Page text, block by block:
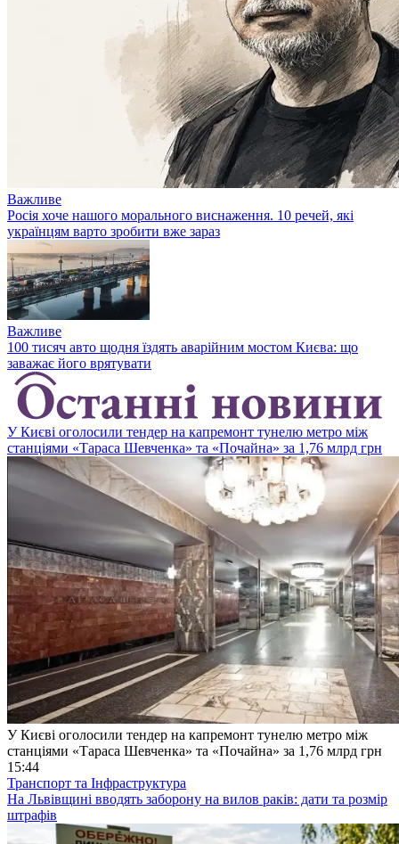
Важливе
Росія хоче нашого морального виснаження. 10 речей, які
українцям варто зробити вже зараз
Важливе
100 тисяч авто щодня їздять аварійним мостом Києва: що
заважає його врятувати
У Києві оголосили тендер на капремонт тунелю метро між
станціями «Тараса Шевченка» та «Почайна» за 1,76 млрд грн
У Києві оголосили тендер на капремонт тунелю метро між
станціями «Тараса Шевченка» та «Почайна» за 1,76 млрд грн
15:44
Транспорт та Інфраструктура
На Львівщині вводять заборону на вилов раків: дати та розмір
штрафів